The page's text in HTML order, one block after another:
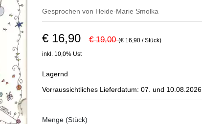
Gesprochen von Heide-Marie Smolka
€ 16,90 € 19,00(€ 16,90 / Stück)
inkl. 10,0% Ust
Lagernd
Vorraussichtliches Lieferdatum: 07. und 10.08.2026
Menge (Stück)